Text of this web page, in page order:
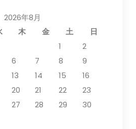
2026年8月
木 金 土
日
1
2
6 7 8
9
13 14 15
16
20 21 22
23
27 28 29
30